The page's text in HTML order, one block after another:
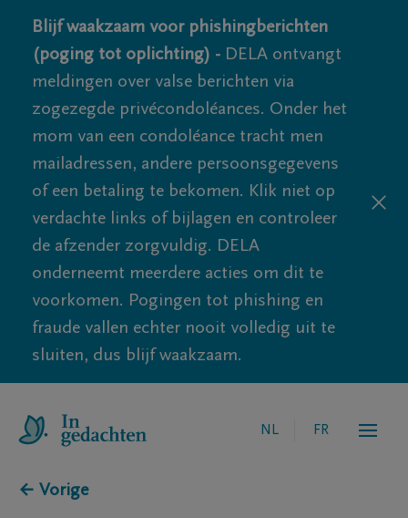
Blijf waakzaam voor phishingberichten
(poging tot oplichting) - DELA ontvangt
meldingen over valse berichten via
zogezegde privécondoléances. Onder het
mom van een condoléance tracht men
mailadressen, andere persoonsgegevens
of een betaling te bekomen. Klik niet op
verdachte links of bijlagen en controleer
de afzender zorgvuldig. DELA
onderneemt meerdere acties om dit te
voorkomen. Pogingen tot phishing en
fraude vallen echter nooit volledig uit te
sluiten, dus blijf waakzaam.
NL FR
← Vorige